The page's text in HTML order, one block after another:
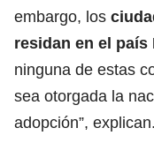
embargo, los
residan en el
ninguna de estas
sea otorgada la
adopción”, explican.